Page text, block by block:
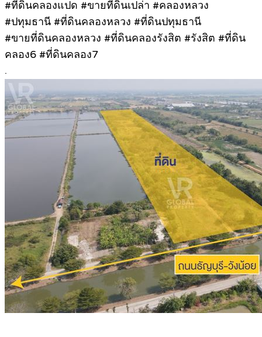
#ที่ดินคลองแปด #ขายที่ดินเปล่า #คลองหลวง
#ปทุมธานี #ที่ดินคลองหลวง #ที่ดินปทุมธานี
#ขายที่ดินคลองหลวง #ที่ดินคลองรังสิต #รังสิต #ที่ดิน
คลอง6 #ที่ดินคลอง7
.